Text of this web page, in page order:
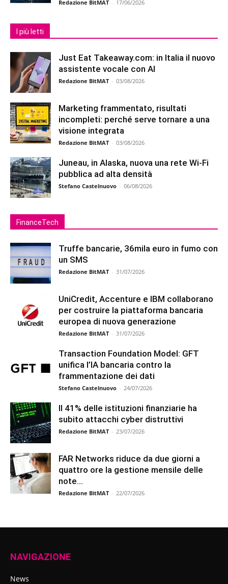
Redazione BitMAT - 17/06/2026
I più letti
Just Eat Takeaway.com: in Italia il nuovo
assistente vocale con AI
Redazione BitMAT - 03/08/2026
Marketing frammentato, risultati
incompleti: perché serve tornare a una
visione integrata
Redazione BitMAT - 03/08/2026
Juneau, in Alaska, nuova una rete Wi-Fi
pubblica ad alta densità
Stefano Castelnuovo - 06/08/2026
FinanceTech
Truffe bancarie, 36mila euro in fumo con
un SMS
Redazione BitMAT - 31/07/2026
UniCredit, Accenture e IBM collaborano
per costruire la piattaforma bancaria
europea di nuova generazione
Redazione BitMAT - 31/07/2026
Transaction Foundation Model: GFT
unifica l’IA bancaria contro la
frammentazione dei dati
Stefano Castelnuovo - 24/07/2026
Il 41% delle istituzioni finanziarie ha
subito attacchi cyber distruttivi
Redazione BitMAT - 23/07/2026
FAR Networks riduce da due giorni a
quattro ore la gestione mensile delle
note...
Redazione BitMAT - 22/07/2026
NAVIGAZIONE
News